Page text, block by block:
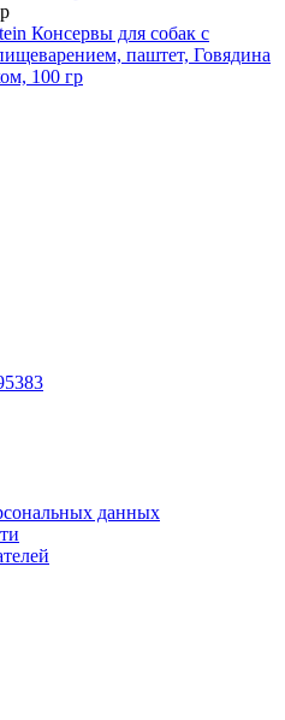
Консервы для собак с
паштет, Говядина
100 гр
данных